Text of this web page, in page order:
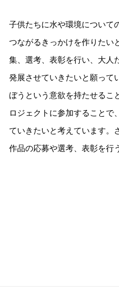
子供たちに水や環境について
つながるきっかけを作りたい
集、選考、表彰を行い、大人
発展させていきたいと願って
ぼうという意欲を持たせるこ
ロジェクトに参加することで
ていきたいと考えています。
作品の応募や選考、表彰を行